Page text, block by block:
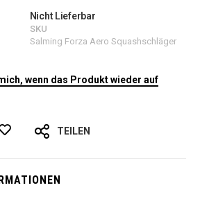
Nicht Lieferbar
SKU
Salming Forza Aero Squashschläger
wenn das Produkt wieder auf
TEILEN